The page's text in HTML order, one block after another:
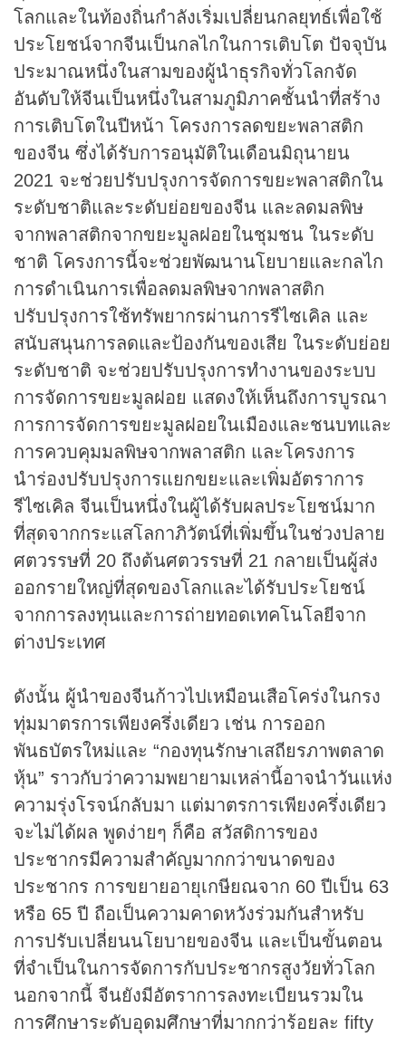
โลกและในท้องถิ่นกำลังเริ่มเปลี่ยนกลยุทธ์เพื่อใช้
ประโยชน์จากจีนเป็นกลไกในการเติบโต ปัจจุบัน
ประมาณหนึ่งในสามของผู้นำธุรกิจทั่วโลกจัด
อันดับให้จีนเป็นหนึ่งในสามภูมิภาคชั้นนำที่สร้าง
การเติบโตในปีหน้า โครงการลดขยะพลาสติก
ของจีน ซึ่งได้รับการอนุมัติในเดือนมิถุนายน
2021 จะช่วยปรับปรุงการจัดการขยะพลาสติกใน
ระดับชาติและระดับย่อยของจีน และลดมลพิษ
จากพลาสติกจากขยะมูลฝอยในชุมชน ในระดับ
ชาติ โครงการนี้จะช่วยพัฒนานโยบายและกลไก
การดำเนินการเพื่อลดมลพิษจากพลาสติก
ปรับปรุงการใช้ทรัพยากรผ่านการรีไซเคิล และ
สนับสนุนการลดและป้องกันของเสีย ในระดับย่อย
ระดับชาติ จะช่วยปรับปรุงการทำงานของระบบ
การจัดการขยะมูลฝอย แสดงให้เห็นถึงการบูรณา
การการจัดการขยะมูลฝอยในเมืองและชนบทและ
การควบคุมมลพิษจากพลาสติก และโครงการ
นำร่องปรับปรุงการแยกขยะและเพิ่มอัตราการ
รีไซเคิล จีนเป็นหนึ่งในผู้ได้รับผลประโยชน์มาก
ที่สุดจากกระแสโลกาภิวัตน์ที่เพิ่มขึ้นในช่วงปลาย
ศตวรรษที่ 20 ถึงต้นศตวรรษที่ 21 กลายเป็นผู้ส่ง
ออกรายใหญ่ที่สุดของโลกและได้รับประโยชน์
จากการลงทุนและการถ่ายทอดเทคโนโลยีจาก
ต่างประเทศ
ดังนั้น ผู้นำของจีนก้าวไปเหมือนเสือโคร่งในกรง
ทุ่มมาตรการเพียงครึ่งเดียว เช่น การออก
พันธบัตรใหม่และ “กองทุนรักษาเสถียรภาพตลาด
หุ้น” ราวกับว่าความพยายามเหล่านี้อาจนำวันแห่ง
ความรุ่งโรจน์กลับมา แต่มาตรการเพียงครึ่งเดียว
จะไม่ได้ผล พูดง่ายๆ ก็คือ สวัสดิการของ
ประชากรมีความสำคัญมากกว่าขนาดของ
ประชากร การขยายอายุเกษียณจาก 60 ปีเป็น 63
หรือ 65 ปี ถือเป็นความคาดหวังร่วมกันสำหรับ
การปรับเปลี่ยนนโยบายของจีน และเป็นขั้นตอน
ที่จำเป็นในการจัดการกับประชากรสูงวัยทั่วโลก
นอกจากนี้ จีนยังมีอัตราการลงทะเบียนรวมใน
การศึกษาระดับอุดมศึกษาที่มากกว่าร้อยละ fifty